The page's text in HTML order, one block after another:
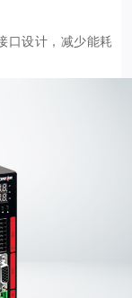
口设计，减少能耗